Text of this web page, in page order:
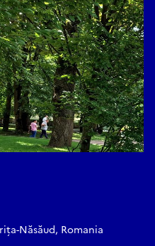
Năsăud, Romania